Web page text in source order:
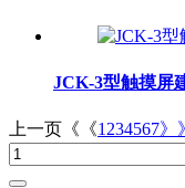
JCK-3型触摸屏
上一页《《1234567》